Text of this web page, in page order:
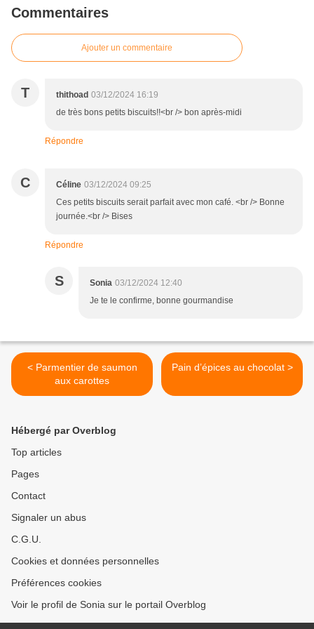
Commentaires
Ajouter un commentaire
T thithoad 03/12/2024 16:19
de très bons petits biscuits!!<br /> bon après-midi
Répondre
C Céline 03/12/2024 09:25
Ces petits biscuits serait parfait avec mon café. <br /> Bonne
journée.<br /> Bises
Répondre
S Sonia 03/12/2024 12:40
Je te le confirme, bonne gourmandise
< Parmentier de saumon
aux carottes
Pain d’épices au chocolat >
Hébergé par Overblog
Top articles
Pages
Contact
Signaler un abus
C.G.U.
Cookies et données personnelles
Préférences cookies
Voir le profil de Sonia sur le portail Overblog